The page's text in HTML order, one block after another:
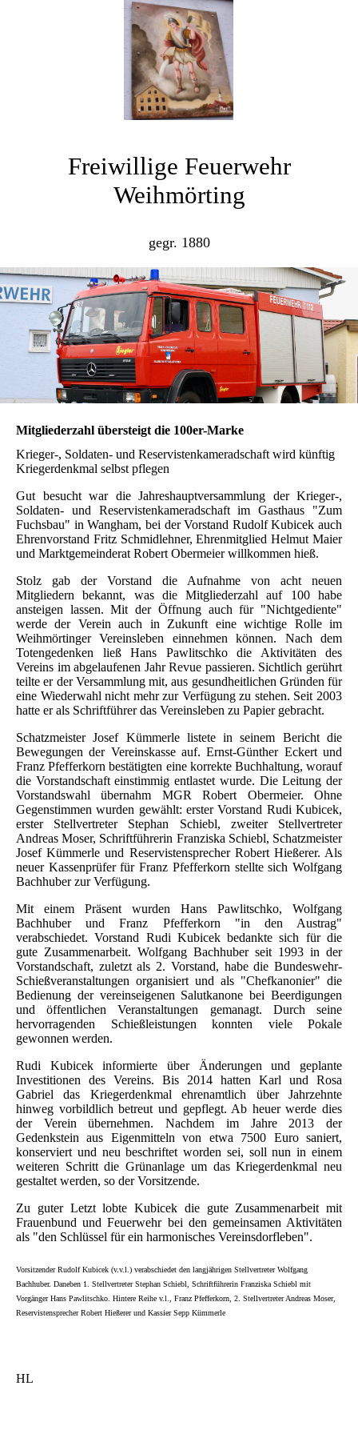
Freiwillige Feuerwehr
Weihmörting
gegr. 1880
Mitgliederzahl übersteigt die 100er-Marke
Krieger-, Soldaten- und Reservistenkameradschaft wird künftig
Kriegerdenkmal selbst pflegen
Gut besucht war die Jahreshauptversammlung der Krieger-,
Soldaten- und Reservistenkameradschaft im Gasthaus "Zum
Fuchsbau" in Wangham, bei der Vorstand Rudolf Kubicek auch
Ehrenvorstand Fritz Schmidlehner, Ehrenmitglied Helmut Maier
und Marktgemeinderat Robert Obermeier willkommen hieß.
Stolz gab der Vorstand die Aufnahme von acht neuen
Mitgliedern bekannt, was die Mitgliederzahl auf 100 habe
ansteigen lassen. Mit der Öffnung auch für "Nichtgediente"
werde der Verein auch in Zukunft eine wichtige Rolle im
Weihmörtinger Vereinsleben einnehmen können. Nach dem
Totengedenken ließ Hans Pawlitschko die Aktivitäten des
Vereins im abgelaufenen Jahr Revue passieren. Sichtlich gerührt
teilte er der Versammlung mit, aus gesundheitlichen Gründen für
eine Wiederwahl nicht mehr zur Verfügung zu stehen. Seit 2003
hatte er als Schriftführer das Vereinsleben zu Papier gebracht.
Schatzmeister Josef Kümmerle listete in seinem Bericht die
Bewegungen der Vereinskasse auf. Ernst-Günther Eckert und
Franz Pfefferkorn bestätigten eine korrekte Buchhaltung, worauf
die Vorstandschaft einstimmig entlastet wurde. Die Leitung der
Vorstandswahl übernahm MGR Robert Obermeier. Ohne
Gegenstimmen wurden gewählt: erster Vorstand Rudi Kubicek,
erster Stellvertreter Stephan Schiebl, zweiter Stellvertreter
Andreas Moser, Schriftführerin Franziska Schiebl, Schatzmeister
Josef Kümmerle und Reservistensprecher Robert Hießerer. Als
neuer Kassenprüfer für Franz Pfefferkorn stellte sich Wolfgang
Bachhuber zur Verfügung.
Mit einem Präsent wurden Hans Pawlitschko, Wolfgang
Bachhuber und Franz Pfefferkorn "in den Austrag"
verabschiedet. Vorstand Rudi Kubicek bedankte sich für die
gute Zusammenarbeit. Wolfgang Bachhuber seit 1993 in der
Vorstandschaft, zuletzt als 2. Vorstand, habe die Bundeswehr-
Schießveranstaltungen organisiert und als "Chefkanonier" die
Bedienung der vereinseigenen Salutkanone bei Beerdigungen
und öffentlichen Veranstaltungen gemanagt. Durch seine
hervorragenden Schießleistungen konnten viele Pokale
gewonnen werden.
Rudi Kubicek informierte über Änderungen und geplante
Investitionen des Vereins. Bis 2014 hatten Karl und Rosa
Gabriel das Kriegerdenkmal ehrenamtlich über Jahrzehnte
hinweg vorbildlich betreut und gepflegt. Ab heuer werde dies
der Verein übernehmen. Nachdem im Jahre 2013 der
Gedenkstein aus Eigenmitteln von etwa 7500 Euro saniert,
konserviert und neu beschriftet worden sei, soll nun in einem
weiteren Schritt die Grünanlage um das Kriegerdenkmal neu
gestaltet werden, so der Vorsitzende.
Zu guter Letzt lobte Kubicek die gute Zusammenarbeit mit
Frauenbund und Feuerwehr bei den gemeinsamen Aktivitäten
als "den Schlüssel für ein harmonisches Vereinsdorfleben".
Vorsitzender Rudolf Kubicek (v.v.l.) verabschiedet den langjährigen Stellvertreter Wolfgang
Bachhuber. Daneben 1. Stellvertreter Stephan Schiebl, Schriftführerin Franziska Schiebl mit
Vorgänger Hans Pawlitschko. Hintere Reihe v.l., Franz Pfefferkorn, 2. Stellvertreter Andreas Moser,
Reservistensprecher Robert Hießerer und Kassier Sepp Kümmerle
HL